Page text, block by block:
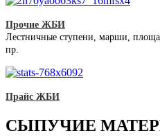
Прочие ЖБИ
Лестничные ступени, марши,
пр.
Прайс ЖБИ
СЫПУЧИЕ